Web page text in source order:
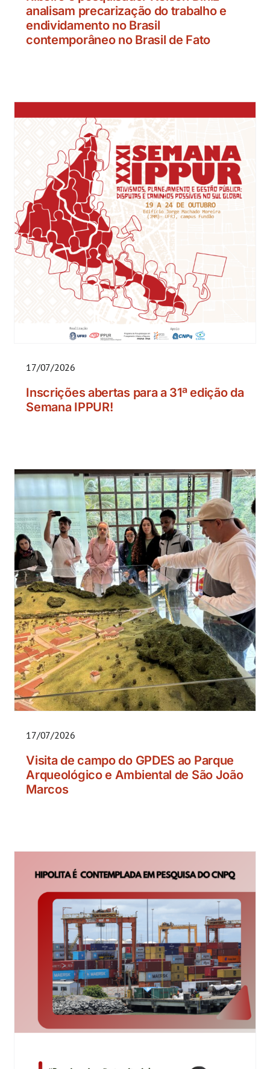
analisam precarização do trabalho e
endividamento no Brasil
contemporâneo no Brasil de Fato
17/07/2026
Inscrições abertas para a 31ª edição da
Semana IPPUR!
17/07/2026
Visita de campo do GPDES ao Parque
Arqueológico e Ambiental de São João
Marcos